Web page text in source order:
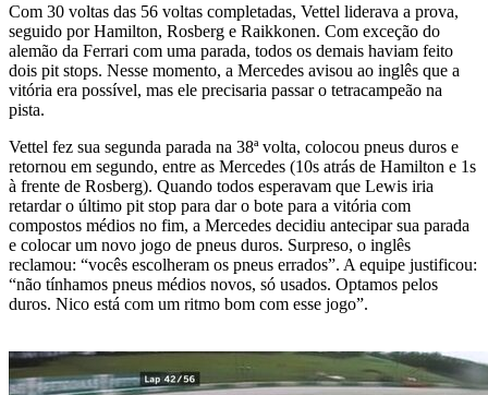
Com 30 voltas das 56 voltas completadas, Vettel liderava a prova,
seguido por Hamilton, Rosberg e Raikkonen. Com exceção do
alemão da Ferrari com uma parada, todos os demais haviam feito
dois pit stops. Nesse momento, a Mercedes avisou ao inglês que a
vitória era possível, mas ele precisaria passar o tetracampeão na
pista.
Vettel fez sua segunda parada na 38ª volta, colocou pneus duros e
retornou em segundo, entre as Mercedes (10s atrás de Hamilton e 1s
à frente de Rosberg). Quando todos esperavam que Lewis iria
retardar o último pit stop para dar o bote para a vitória com
compostos médios no fim, a Mercedes decidiu antecipar sua parada
e colocar um novo jogo de pneus duros. Surpreso, o inglês
reclamou: “vocês escolheram os pneus errados”. A equipe justificou:
“não tínhamos pneus médios novos, só usados. Optamos pelos
duros. Nico está com um ritmo bom com esse jogo”.